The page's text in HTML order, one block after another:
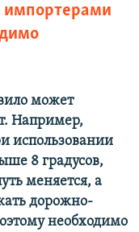
может
Например,
использовании
8 градусов,
меняется, а
дорожно-
необходимо